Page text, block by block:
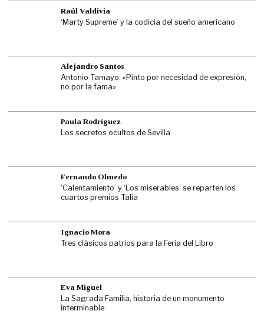
Raúl Valdivia
‘Marty Supreme’ y la codicia del sueño americano
Alejandro Santos
Antonio Tamayo: «Pinto por necesidad de expresión,
no por la fama»
Paula Rodríguez
Los secretos ocultos de Sevilla
Fernando Olmedo
‘Calentamiento’ y ‘Los miserables’ se reparten los
cuartos premios Talía
Ignacio Mora
Tres clásicos patrios para la Feria del Libro
Eva Miguel
La Sagrada Familia, historia de un monumento
interminable